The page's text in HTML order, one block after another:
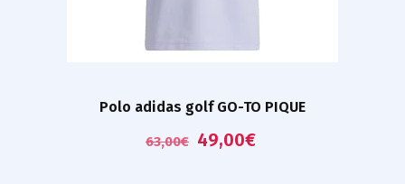
Polo adidas golf GO-TO PIQUE
63,00€ 49,00€